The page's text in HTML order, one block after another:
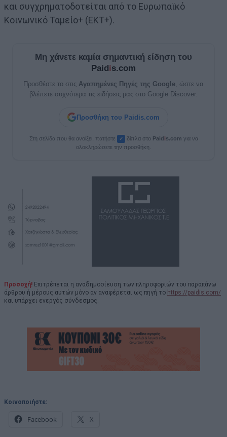
και συγχρηματοδοτείται από το Ευρωπαϊκό
Κοινωνικό Ταμείο+ (ΕΚΤ+).
Μη χάνετε καμία σημαντική είδηση του
Paidis.com
Προσθέστε το στις Αγαπημένες Πηγές της Google , ώστε να
βλέπετε συχνότερα τις ειδήσεις μας στο Google Discover.
Προσθήκη του Paidis.com
Στη σελίδα που θα ανοίξει, πατήστε ✓ δίπλα στο Paidis.com για να
ολοκληρώσετε την προσθήκη.
Προσοχή! Επιτρέπεται η αναδημοσίευση των πληροφοριών του παραπάνω
άρθρου ή μέρους αυτών μόνο αν αναφέρεται ως πηγή το https://paidis.com/
και υπάρχει ενεργός σύνδεσμος.
Κοινοποιήστε:
Facebook X